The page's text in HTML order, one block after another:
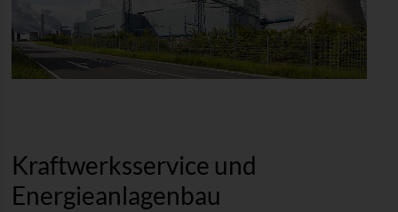
Kraftwerksservice und
Energieanlagenbau